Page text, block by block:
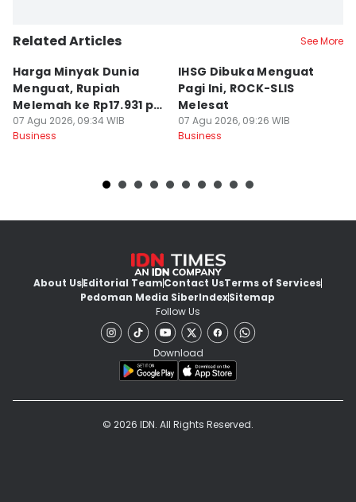
Related Articles See More
Harga Minyak Dunia
Menguat, Rupiah
Melemah ke Rp17.931 per
Dolar AS
07 Agu 2026, 09:34 WIB
Business
IHSG Dibuka Menguat
Pagi Ini, ROCK-SLIS
Melesat
07 Agu 2026, 09:26 WIB
Business
About UsEditorial TeamContact UsTerms of Services
Pedoman Media SiberIndexSitemap
Follow Us
Download
© 2026 IDN. All Rights Reserved.